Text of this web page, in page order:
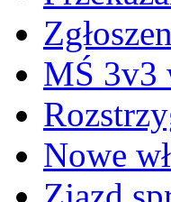
MŚ 3v3
Nowe